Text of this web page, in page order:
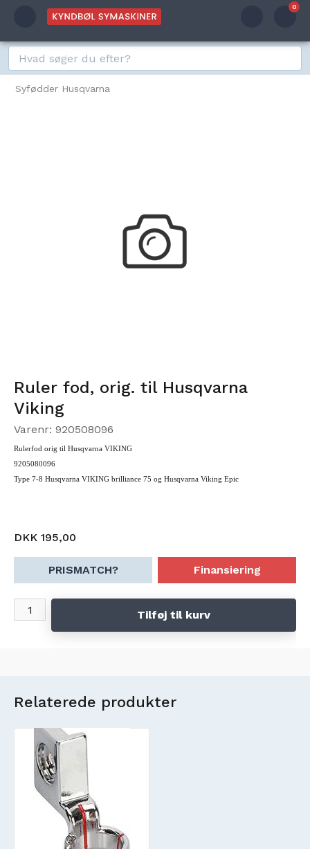
0
Syfødder Husqvarna
Ruler fod, orig. til Husqvarna
Viking
Varenr: 920508096
Rulerfod orig til Husqvarna VIKING
9205080096
Type 7-8 Husqvarna VIKING brilliance 75 og Husqvarna Viking Epic
DKK 195,00
PRISMATCH? Finansiering
Tilføj til kurv
Relaterede produkter